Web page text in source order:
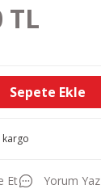
TL
Sepete Ekle
kargo
Et Yorum Yaz